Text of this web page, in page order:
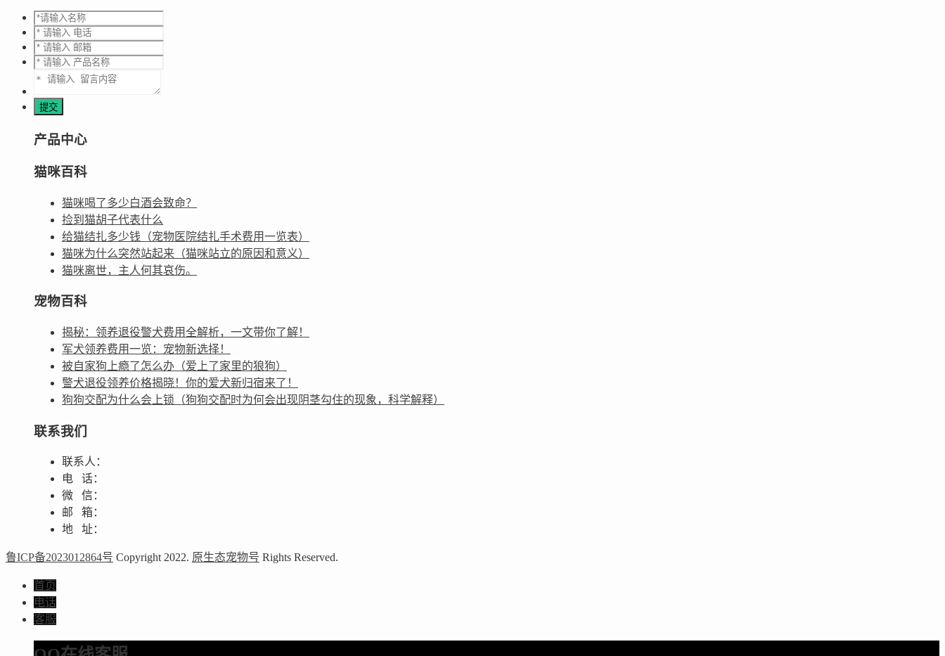
产品中心
猫咪百科
猫咪喝了多少白酒会致命？
捡到猫胡子代表什么
给猫结扎多少钱（宠物医院结扎手术费用一览表）
猫咪为什么突然站起来（猫咪站立的原因和意义）
猫咪离世，主人何其哀伤。
宠物百科
揭秘：领养退役警犬费用全解析，一文带你了解！
军犬领养费用一览：宠物新选择！
被自家狗上瘾了怎么办（爱上了家里的狼狗）
警犬退役领养价格揭晓！你的爱犬新归宿来了！
狗狗交配为什么会上锁（狗狗交配时为何会出现阴茎勾住的现象，科学解释）
联系我们
联系人：
电 话：
微 信：
邮 箱：
地 址：
鲁ICP备2023012864号 Copyright 2022. 原生态宠物号 Rights Reserved.
首页
电话
客服